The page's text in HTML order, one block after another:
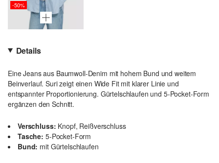
-50%
Details
Eine Jeans aus Baumwoll-Denim mit hohem Bund und weitem
Beinverlauf. Suri zeigt einen Wide Fit mit klarer Linie und
entspannter Proportionierung. Gürtelschlaufen und 5-Pocket-Form
ergänzen den Schnitt.
Verschluss: Knopf, Reißverschluss
Tasche: 5-Pocket-Form
Bund: mit Gürtelschlaufen